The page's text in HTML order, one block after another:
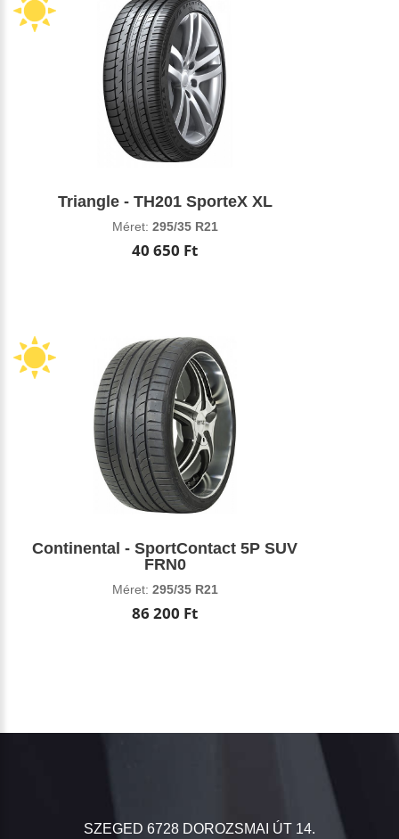
Triangle - TH201 SporteX XL
Méret: 295/35 R21
40 650 Ft
Continental - SportContact 5P SUV
FRN0
Méret: 295/35 R21
86 200 Ft
SZEGED 6728 DOROZSMAI ÚT 14.